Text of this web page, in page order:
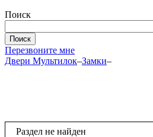
Поиск
Перезвоните мне
Двери Мультилок–Замки–
Раздел не найден